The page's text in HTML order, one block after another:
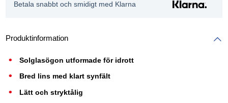
Betala snabbt och smidigt med Klarna
Produktinformation
Solglasögon utformade för idrott
Bred lins med klart synfält
Lätt och stryktålig